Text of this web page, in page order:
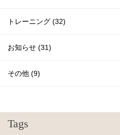
トレーニング (32)
お知らせ (31)
その他 (9)
Tags